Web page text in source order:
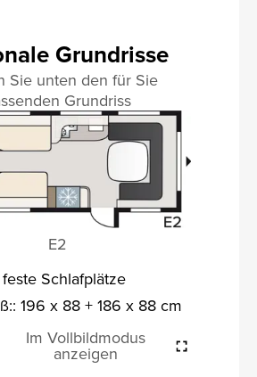
Grundrisse
Sie unten den für Sie
Grundriss
E2
Schlafplätze
196 x 88 + 186 x 88 cm
Im Vollbildmodus
anzeigen